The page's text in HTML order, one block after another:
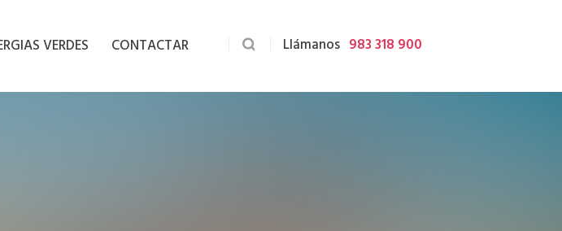
VERDES CONTACTAR Llámanos 983 318 900